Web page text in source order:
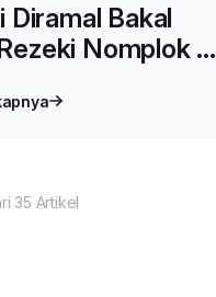
Diramal Bakal
Nomplok di
Tahun
35 Artikel